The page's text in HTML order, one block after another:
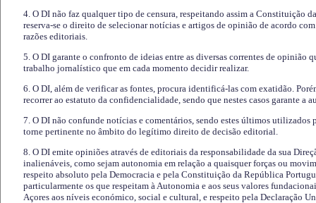
4. O DI não faz qualquer tipo de censura, respeitando assim a Constituição
reserva-se o direito de selecionar notícias e artigos de opinião de acordo
razões editoriais.
5. O DI garante o confronto de ideias entre as diversas correntes de opinião
trabalho jornalístico que em cada momento decidir realizar.
6. O DI, além de verificar as fontes, procura identificá-las com exatidão.
recorrer ao estatuto da confidencialidade, sendo que nestes casos garante a
7. O DI não confunde notícias e comentários, sendo estes últimos utilizados
torne pertinente no âmbito do legítimo direito de decisão editorial.
8. O DI emite opiniões através de editoriais da responsabilidade da sua
inalienáveis, como sejam autonomia em relação a quaisquer forças ou
respeito absoluto pela Democracia e pela Constituição da República
particularmente os que respeitam à Autonomia e aos seus valores
Açores aos níveis económico, social e cultural, e respeito pela Declaração